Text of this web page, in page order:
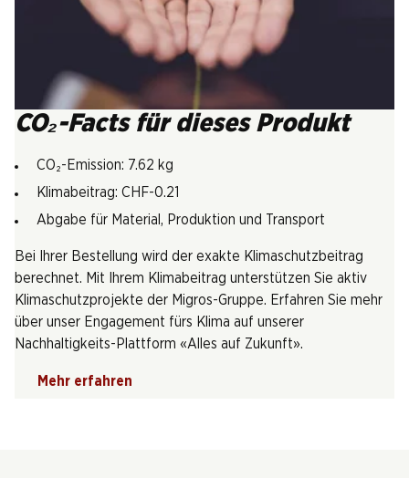
CO₂-Facts für dieses Produkt
CO₂-Emission: 7.62 kg
Klimabeitrag: CHF-0.21
Abgabe für Material, Produktion und Transport
Bei Ihrer Bestellung wird der exakte Klimaschutzbeitrag
berechnet. Mit Ihrem Klimabeitrag unterstützen Sie aktiv
Klimaschutzprojekte der Migros-Gruppe. Erfahren Sie mehr
über unser Engagement fürs Klima auf unserer
Nachhaltigkeits-Plattform «Alles auf Zukunft».
Mehr erfahren